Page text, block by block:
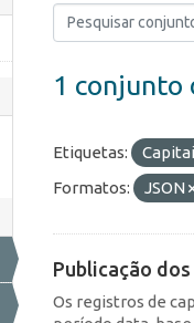
1 conjunto
Etiquetas:
Formatos:
JSON
Publicação
Os registros de